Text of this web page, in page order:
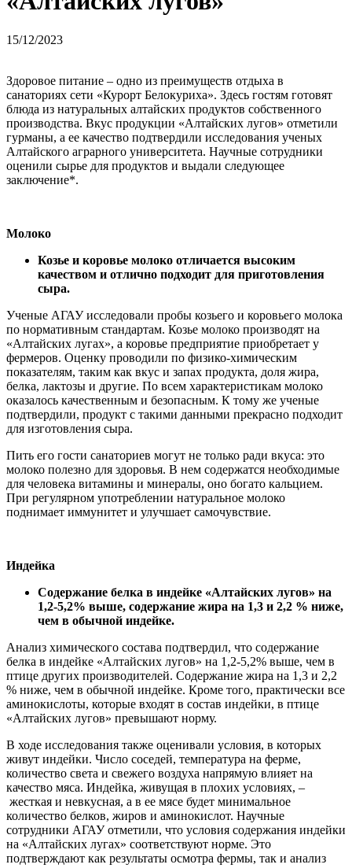
15/12/2023
Здоровое питание – одно из преимуществ отдыха в
санаториях сети «Курорт Белокуриха». Здесь гостям готовят
блюда из натуральных алтайских продуктов собственного
производства. Вкус продукции «Алтайских лугов» отметили
гурманы, а ее качество подтвердили исследования ученых
Алтайского аграрного университета. Научные сотрудники
оценили сырье для продуктов и выдали следующее
заключение*.
Молоко
Козье и коровье молоко отличается высоким
качеством и отлично подходит для приготовления
сыра.
Ученые АГАУ исследовали пробы козьего и коровьего молока
по нормативным стандартам. Козье молоко производят на
«Алтайских лугах», а коровье предприятие приобретает у
фермеров. Оценку проводили по физико-химическим
показателям, таким как вкус и запах продукта, доля жира,
белка, лактозы и другие. По всем характеристикам молоко
оказалось качественным и безопасным. К тому же ученые
подтвердили, продукт с такими данными прекрасно подходит
для изготовления сыра.
Пить его гости санаториев могут не только ради вкуса: это
молоко полезно для здоровья. В нем содержатся необходимые
для человека витамины и минералы, оно богато кальцием.
При регулярном употреблении натуральное молоко
поднимает иммунитет и улучшает самочувствие.
Индейка
Содержание белка в индейке «Алтайских лугов» на
1,2-5,2% выше, содержание жира на 1,3 и 2,2 % ниже,
чем в обычной индейке.
Анализ химического состава подтвердил, что содержание
белка в индейке «Алтайских лугов» на 1,2-5,2% выше, чем в
птице других производителей. Содержание жира на 1,3 и 2,2
% ниже, чем в обычной индейке. Кроме того, практически все
аминокислоты, которые входят в состав индейки, в птице
«Алтайских лугов» превышают норму.
В ходе исследования также оценивали условия, в которых
живут индейки. Число соседей, температура на ферме,
количество света и свежего воздуха напрямую влияет на
качество мяса. Индейка, живущая в плохих условиях, –
жесткая и невкусная, а в ее мясе будет минимальное
количество белков, жиров и аминокислот. Научные
сотрудники АГАУ отметили, что условия содержания индейки
на «Алтайских лугах» соответствуют норме. Это
подтверждают как результаты осмотра фермы, так и анализ